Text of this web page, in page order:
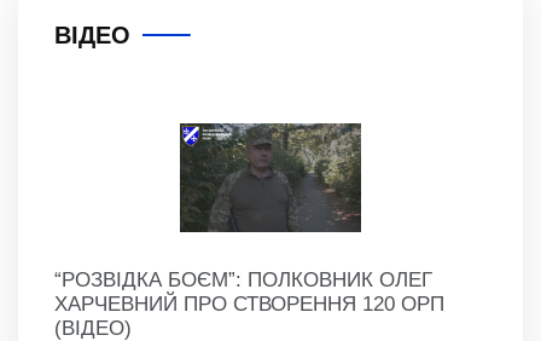
ВІДЕО
“РОЗВІДКА БОЄМ”: ПОЛКОВНИК ОЛЕГ
ХАРЧЕВНИЙ ПРО СТВОРЕННЯ 120 ОРП
(ВІДЕО)